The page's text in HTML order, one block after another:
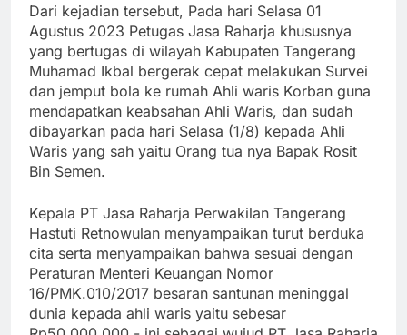
Dari kejadian tersebut, Pada hari Selasa 01
Agustus 2023 Petugas Jasa Raharja khususnya
yang bertugas di wilayah Kabupaten Tangerang
Muhamad Ikbal bergerak cepat melakukan Survei
dan jemput bola ke rumah Ahli waris Korban guna
mendapatkan keabsahan Ahli Waris, dan sudah
dibayarkan pada hari Selasa (1/8) kepada Ahli
Waris yang sah yaitu Orang tua nya Bapak Rosit
Bin Semen.
Kepala PT Jasa Raharja Perwakilan Tangerang
Hastuti Retnowulan menyampaikan turut berduka
cita serta menyampaikan bahwa sesuai dengan
Peraturan Menteri Keuangan Nomor
16/PMK.010/2017 besaran santunan meninggal
dunia kepada ahli waris yaitu sebesar